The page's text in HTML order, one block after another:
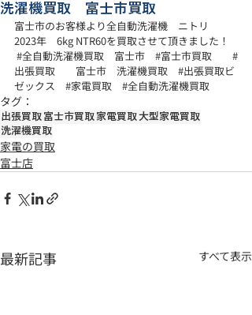
洗濯機買取 富士市買取
富士市のお客様より全自動洗濯機　ニトリ
2023年　6kg NTR60を買取させて頂きました！
#全自動洗濯機買取 富士市 #富士市買取
#
出張買取 富士市　洗濯機買取 #出張買取ビ
ゼックス
#家電買取 #全自動洗濯機買取
タグ：
出張買取 富士市買取 家電買取大型家電買取
洗濯機買取
家電の買取
富士店
最新記事 すべて表示